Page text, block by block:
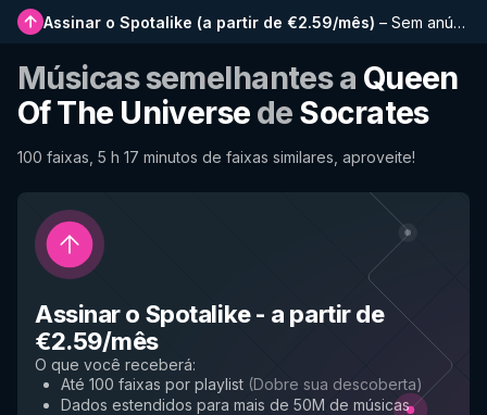
Assinar o Spotalike (a partir de €2.59/mês) – Sem anúncios, playlists mais longas, histórico completo e acesso antecipado a novos recursos
Músicas semelhantes a Queen
Of The Universe de Socrates
100 faixas, 5 h 17 minutos de faixas similares, aproveite!
Assinar o Spotalike- a partir de
€2.59/mês
O que você receberá:
Até 100 faixas por playlist (Dobre sua descoberta)
Dados estendidos para mais de 50M de músicas